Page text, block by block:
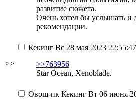
развитие сюжета.
Очень хотел бы услышать и
рекомендации.
>>
Кекинг Вс 28 мая 2023 22:55:47
>>763956
Star Ocean, Xenoblade.
Овощ-пк Кекинг Вт 06 июня